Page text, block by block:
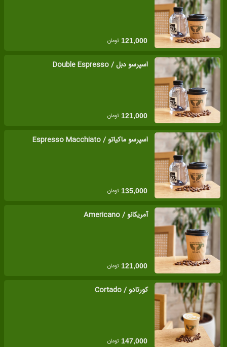
121,000 تومان
اسپرسو دبل / Double Espresso
121,000 تومان
اسپرسو ماکیاتو / Espresso Macchiato
135,000 تومان
آمریکانو / Americano
121,000 تومان
کورتادو / Cortado
147,000 تومان